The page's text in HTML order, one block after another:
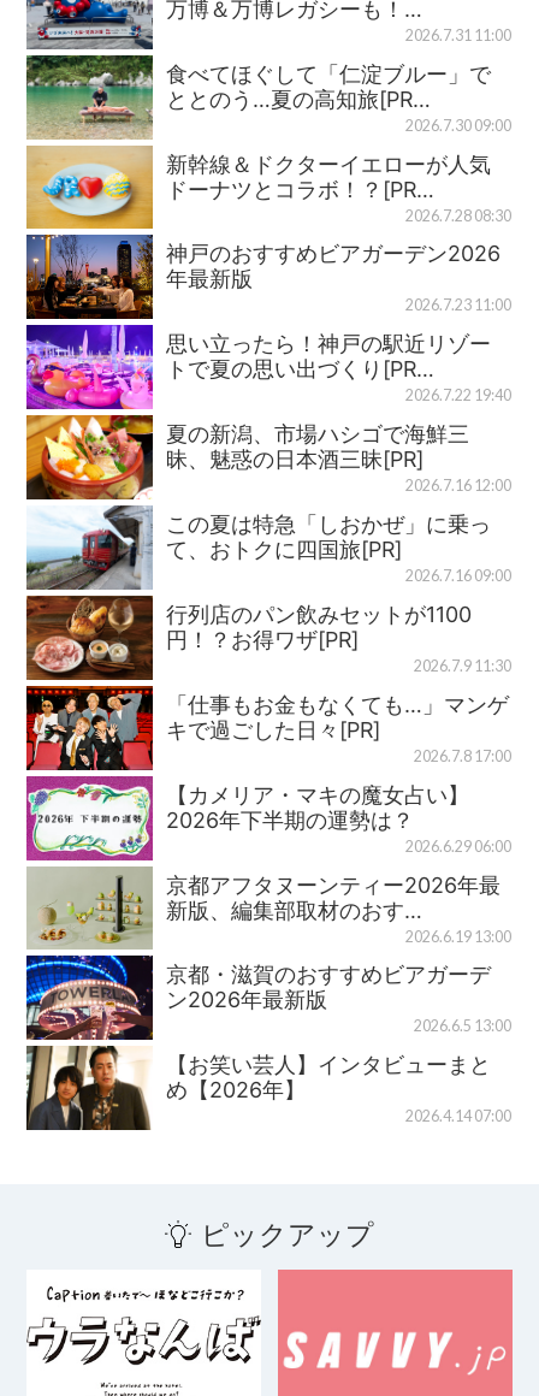
万博＆万博レガシーも！…
2026.7.31 11:00
食べてほぐして「仁淀ブルー」で
ととのう…夏の高知旅[PR…
2026.7.30 09:00
新幹線＆ドクターイエローが人気
ドーナツとコラボ！？[PR…
2026.7.28 08:30
神戸のおすすめビアガーデン2026
年最新版
2026.7.23 11:00
思い立ったら！神戸の駅近リゾー
トで夏の思い出づくり[PR…
2026.7.22 19:40
夏の新潟、市場ハシゴで海鮮三
昧、魅惑の日本酒三昧[PR]
2026.7.16 12:00
この夏は特急「しおかぜ」に乗っ
て、おトクに四国旅[PR]
2026.7.16 09:00
行列店のパン飲みセットが1100
円！？お得ワザ[PR]
2026.7.9 11:30
「仕事もお金もなくても…」マンゲ
キで過ごした日々[PR]
2026.7.8 17:00
【カメリア・マキの魔女占い】
2026年下半期の運勢は？
2026.6.29 06:00
京都アフタヌーンティー2026年最
新版、編集部取材のおす…
2026.6.19 13:00
京都・滋賀のおすすめビアガーデ
ン2026年最新版
2026.6.5 13:00
【お笑い芸人】インタビューまと
め【2026年】
2026.4.14 07:00
ピックアップ